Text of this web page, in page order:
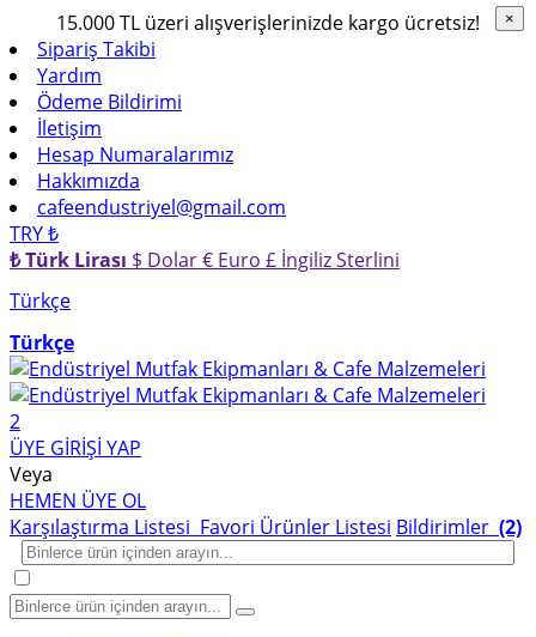
15.000 TL üzeri alışverişlerinizde kargo ücretsiz!
Sipariş Takibi
Yardım
Ödeme Bildirimi
İletişim
Hesap Numaralarımız
Hakkımızda
cafeendustriyel@gmail.com
TRY ₺
₺ Türk Lirası $ Dolar€ Euro £ İngiliz Sterlini
Türkçe
Türkçe
2
ÜYE GİRİŞİ YAP
Veya
HEMEN ÜYE OL
Karşılaştırma Listesi Favori Ürünler Listesi Bildirimler (2)
×
×